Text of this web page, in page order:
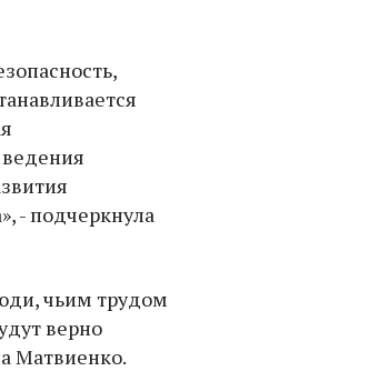
- подчеркнула
чьим трудом
верно
Матвиенко.
Владимир Якушев передал бойцам
СВО дроны и технику связи
Владимир Якушев сопровождает грузы
для бойцов СВО с самого начала